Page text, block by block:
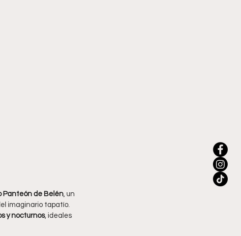
Panteón de Belén, un
imaginario tapatío.
y nocturnos, ideales